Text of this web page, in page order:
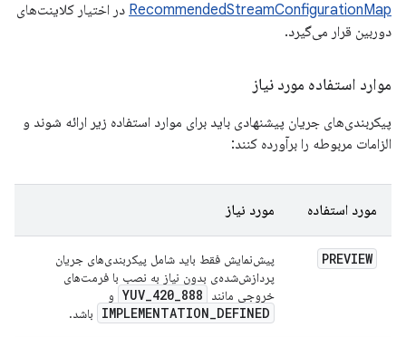
RecommendedStreamConfigurationMap در اختیار کلاینت‌های
دوربین قرار می‌گیرد.
موارد استفاده مورد نیاز
پیکربندی‌های جریان پیشنهادی باید برای موارد استفاده زیر ارائه شوند و
الزامات مربوطه را برآورده کنند:
مورد استفاده مورد نیاز
PREVIEW
پیش‌نمایش فقط باید شامل پیکربندی‌های جریان
پردازش‌شده‌ی بدون نیاز به نصب با فرمت‌های
خروجی مانند
YUV_420_888 و
IMPLEMENTATION_DEFINED باشد.